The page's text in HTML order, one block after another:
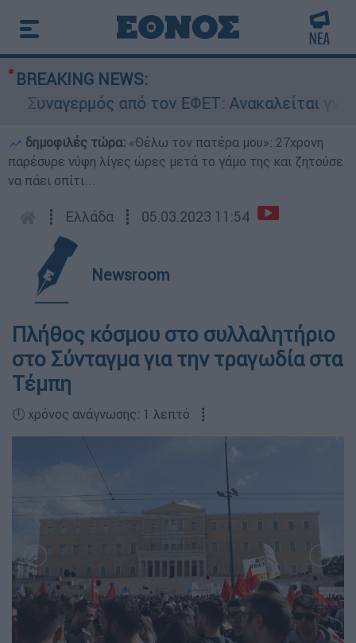
BREAKING NEWS:
από τον ΕΦΕΤ: Ανακαλείται
δημοφιλές τώρα: «Θέλω τον πατέρα μου»: 27χρονη
παρέσυρε νύφη λίγες ώρες μετά το γάμο της και ζητούσε
να πάει σπίτι...
┋ Ελλάδα ┋ 05.03.2023 11:54
Newsroom
Πλήθος κόσμου στο συλλαλητήριο
στο Σύνταγμα για την τραγωδία στα
Τέμπη
🕛 χρόνος ανάγνωσης: 1 λεπτό ┋